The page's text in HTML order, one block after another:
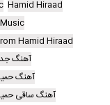
Hamid Hiraad
Hamid Hiraad
آهنگ
آهنگ
آهنگ ساقی